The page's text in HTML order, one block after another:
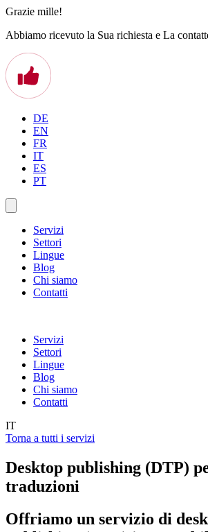
Grazie mille!
Abbiamo ricevuto la Sua richiesta e La
DE
EN
FR
IT
ES
PT
Servizi
Settori
Lingue
Blog
Chi siamo
Contatti
Servizi
Settori
Lingue
Blog
Chi siamo
Contatti
IT
Torna a tutti i servizi
Desktop publishing (DTP)
traduzioni
Offriamo un servizio di